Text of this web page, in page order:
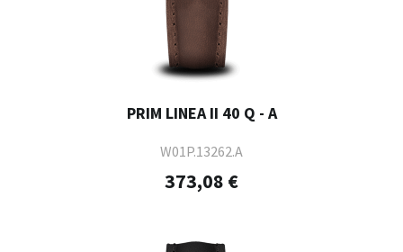
PRIM LINEA II 40 Q - A
W01P.13262.A
373,08 €